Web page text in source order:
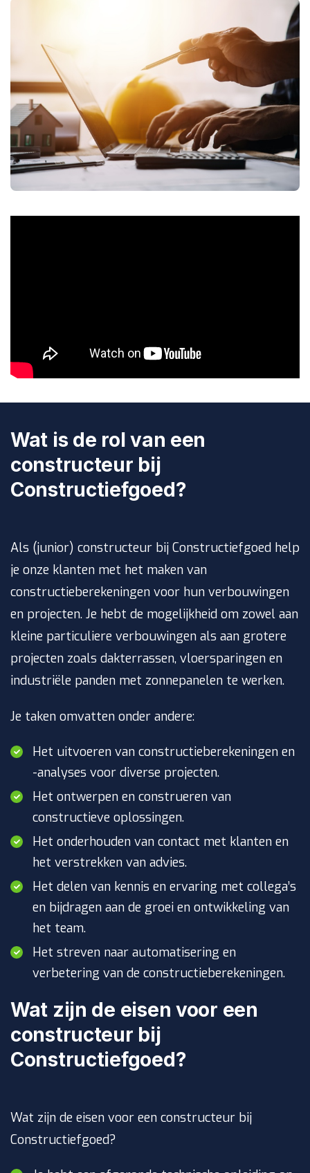
Wat is de rol van een
constructeur bij
Constructiefgoed?
Als (junior) constructeur bij Constructiefgoed help
je onze klanten met het maken van
constructieberekeningen voor hun verbouwingen
en projecten. Je hebt de mogelijkheid om zowel aan
kleine particuliere verbouwingen als aan grotere
projecten zoals dakterrassen, vloersparingen en
industriële panden met zonnepanelen te werken.
Je taken omvatten onder andere:
Het uitvoeren van constructieberekeningen en
-analyses voor diverse projecten.
Het ontwerpen en construeren van
constructieve oplossingen.
Het onderhouden van contact met klanten en
het verstrekken van advies.
Het delen van kennis en ervaring met collega’s
en bijdragen aan de groei en ontwikkeling van
het team.
Het streven naar automatisering en
verbetering van de constructieberekeningen.
Wat zijn de eisen voor een
constructeur bij
Constructiefgoed?
Wat zijn de eisen voor een constructeur bij
Constructiefgoed?